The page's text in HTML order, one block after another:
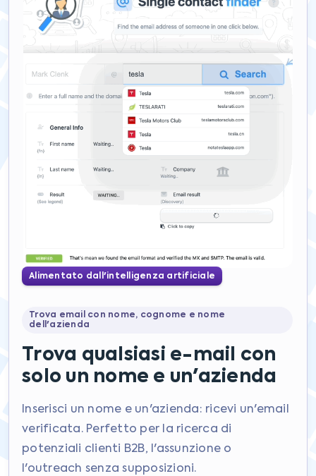
Alimentato dall'intelligenza artificiale
Trova email con nome, cognome e nome
dell'azienda
Trova qualsiasi e-mail con
solo un nome e un'azienda
Inserisci un nome e un'azienda: ricevi un'email
verificata. Perfetto per la ricerca di
potenziali clienti B2B, l'assunzione o
l'outreach senza supposizioni.